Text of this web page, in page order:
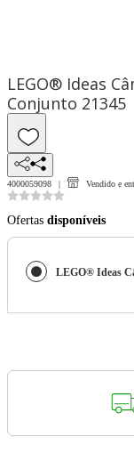
LEGO® Ideas
Conjunto 21345
4000059098 Vendido e
Ofertas disponíveis